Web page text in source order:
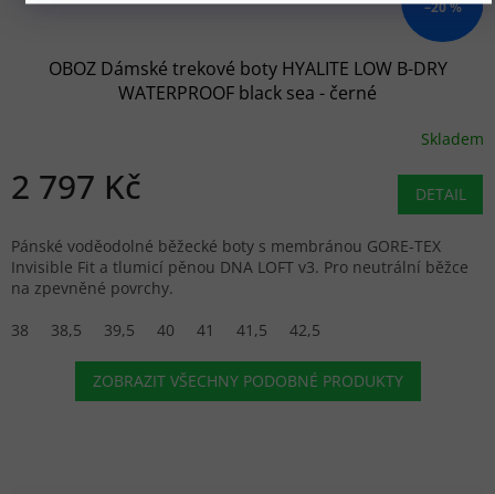
–20 %
OBOZ Dámské trekové boty HYALITE LOW B-DRY
WATERPROOF black sea - černé
Skladem
2 797 Kč DETAIL
Pánské voděodolné běžecké boty s membránou GORE-TEX
Invisible Fit a tlumicí pěnou DNA LOFT v3. Pro neutrální běžce
na zpevněné povrchy.
38
38,5 39,5 40 41 41,5 42,5
ZOBRAZIT VŠECHNY PODOBNÉ PRODUKTY